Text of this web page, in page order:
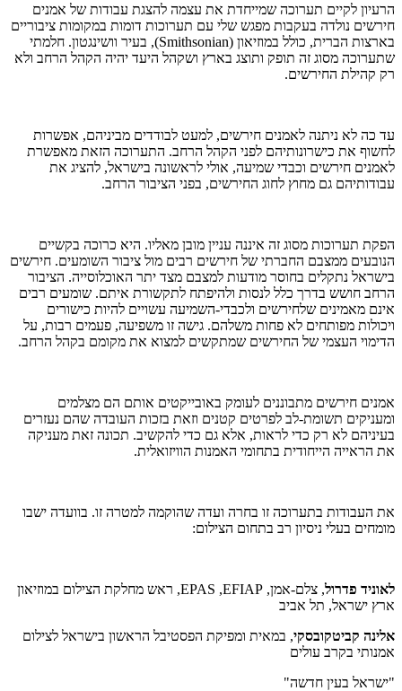
הרעיון לקיים תערוכה שמייחדת את עצמה להצגת עבודות של אמנים
חירשים נולדה בעקבות מפגש שלי עם תערוכות דומות במקומות ציבוריים
בארצות הברית, כולל במוזיאון (Smithsonian), בעיר וושינגטון. חלמתי
שתערוכה מסוג זה תופק ותוצג בארץ ושקהל היעד יהיה הקהל הרחב ולא
רק קהילת החירשים.
עד כה לא ניתנה לאמנים חירשים, למעט לבודדים מביניהם, אפשרות
לחשוף את כישרונותיהם לפני הקהל הרחב. התערוכה הזאת מאפשרת
לאמנים חירשים וכבדי שמיעה, אולי לראשונה בישראל, להציג את
עבודותיהם גם מחוץ לחוג החירשים, בפני הציבור הרחב.
הפקת תערוכות מסוג זה איננה עניין מובן מאליו. היא כרוכה בקשיים
הנובעים ממצבם החברתי של חירשים רבים מול ציבור השומעים. חירשים
בישראל נתקלים בחוסר מודעות למצבם מצד יתר האוכלוסייה. הציבור
הרחב חושש בדרך כלל לנסות ולהיפתח לתקשורת איתם. שומעים רבים
אינם מאמינים שלחירשים ולכבדי-השמיעה עשויים להיות כישורים
ויכולות מפותחים לא פחות משלהם. גישה זו משפיעה, פעמים רבות, על
הדימוי העצמי של החירשים שמתקשים למצוא את מקומם בקהל הרחב.
אמנים חירשים מתבוננים לעומק באובייקטים אותם הם מצלמים
ומעניקים תשומת-לב לפרטים קטנים וזאת בזכות העובדה שהם נעזרים
בעיניהם לא רק כדי לראות, אלא גם כדי להקשיב. תכונה זאת מעניקה
את הראייה הייחודית בתחומי האמנות הוויזואלית.
את העבודות בתערוכה זו בחרה ועדה שהוקמה למטרה זו. בוועדה ישבו
מומחים בעלי ניסיון רב בתחום הצילום:
לאוניד פדרול, צלם-אמן, EFIAP
,
EPAS, ראש מחלקת הצילום במוזיאון
ארץ ישראל, תל אביב
אלינה קביטקובסקי, במאית ומפיקת הפסטיבל הראשון בישראל לצילום
אמנותי בקרב עולים
"ישראל בעין חדשה"